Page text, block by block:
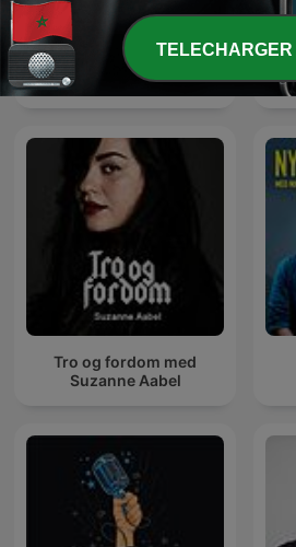
Alex & Per
Tro og fordom med
Suzanne Aabel
TELECHARGER